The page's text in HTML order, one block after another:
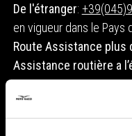
De l'étranger:
en vigueur dans le Pays
Route Assistance plus
Assistance routière a